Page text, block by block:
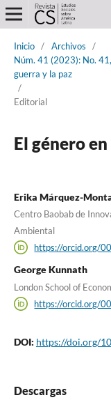
Inicio / Archivos
/
Núm. 41 (2023): No.
guerra y la paz
/
Editorial
El género
Erika Márquez-
Centro Baobab de
Ambiental
https://orcid.org/
George Kunnath
London School of
https://orcid.org/
DOI: https://doi.org/
Descargas